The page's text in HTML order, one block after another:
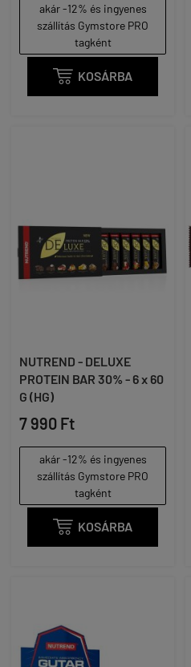
akár -12% és ingyenes
szállítás Gymstore PRO
tagként
 KOSÁRBA
NUTREND - DELUXE
PROTEIN BAR 30% - 6 x 60
G (HG)
7 990 Ft
akár -12% és ingyenes
szállítás Gymstore PRO
tagként
 KOSÁRBA